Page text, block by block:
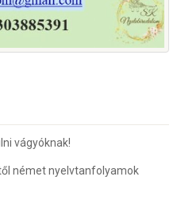
vágyóknak!
német nyelvtanfolyamok